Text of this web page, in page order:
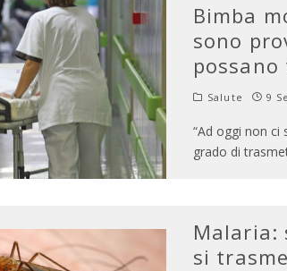
Bimba
sono
Salute 9
“Ad oggi non ci
grado di
Malaria:
si